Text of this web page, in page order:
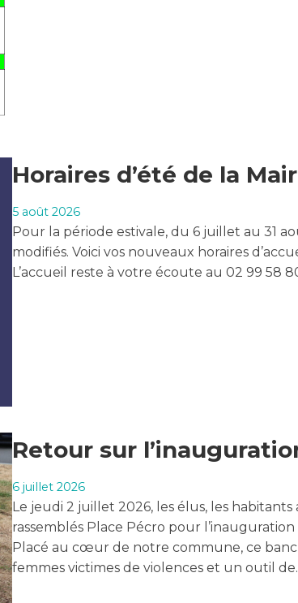
Horaires d’été de la
5 août 2026
Pour la période estivale, du 6 juillet au 31
modifiés. Voici vos nouveaux horaires
L’accueil reste à votre écoute au 02 99 58
Retour sur
6 juillet 2026
Le jeudi 2 juillet 2026, les élus, les
rassemblés Place Pécro pour
Placé au cœur de notre commune, ce
femmes victimes de violences et un outil